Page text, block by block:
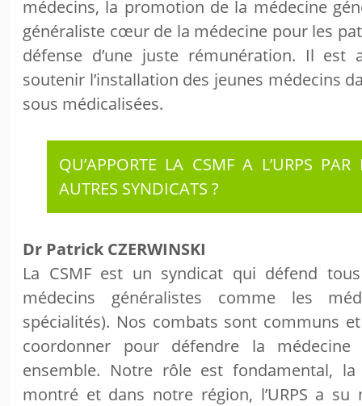
médecins, la promotion de la médecine
généraliste cœur de la médecine pour les
défense d’une juste rémunération. Il est
soutenir l’installation des jeunes médecins
sous médicalisées.
QU’APPORTE LA CSMF A L’URPS PAR
AUTRES SYNDICATS ?
Dr Patrick CZERWINSKI
La CSMF est un syndicat qui défend
médecins généralistes comme les
spécialités). Nos combats sont communs
coordonner pour défendre la
ensemble. Notre rôle est fondamental, la
montré et dans notre région, l’URPS a su